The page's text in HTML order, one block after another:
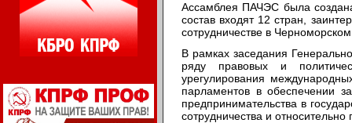
Ассамблея ПАЧЭС была
состав входят 12 стран,
сотрудничестве в
В рамках заседания
ряду правовых и
урегулирования
парламентов в обеспечении
предпринимательства в
сотрудничества и относительно